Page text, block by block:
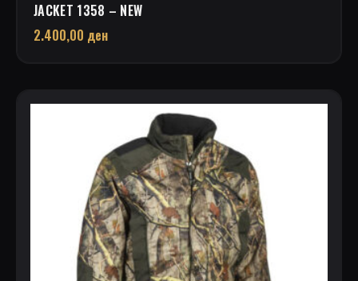
JACKET 1358 – NEW
2.400,00 ден